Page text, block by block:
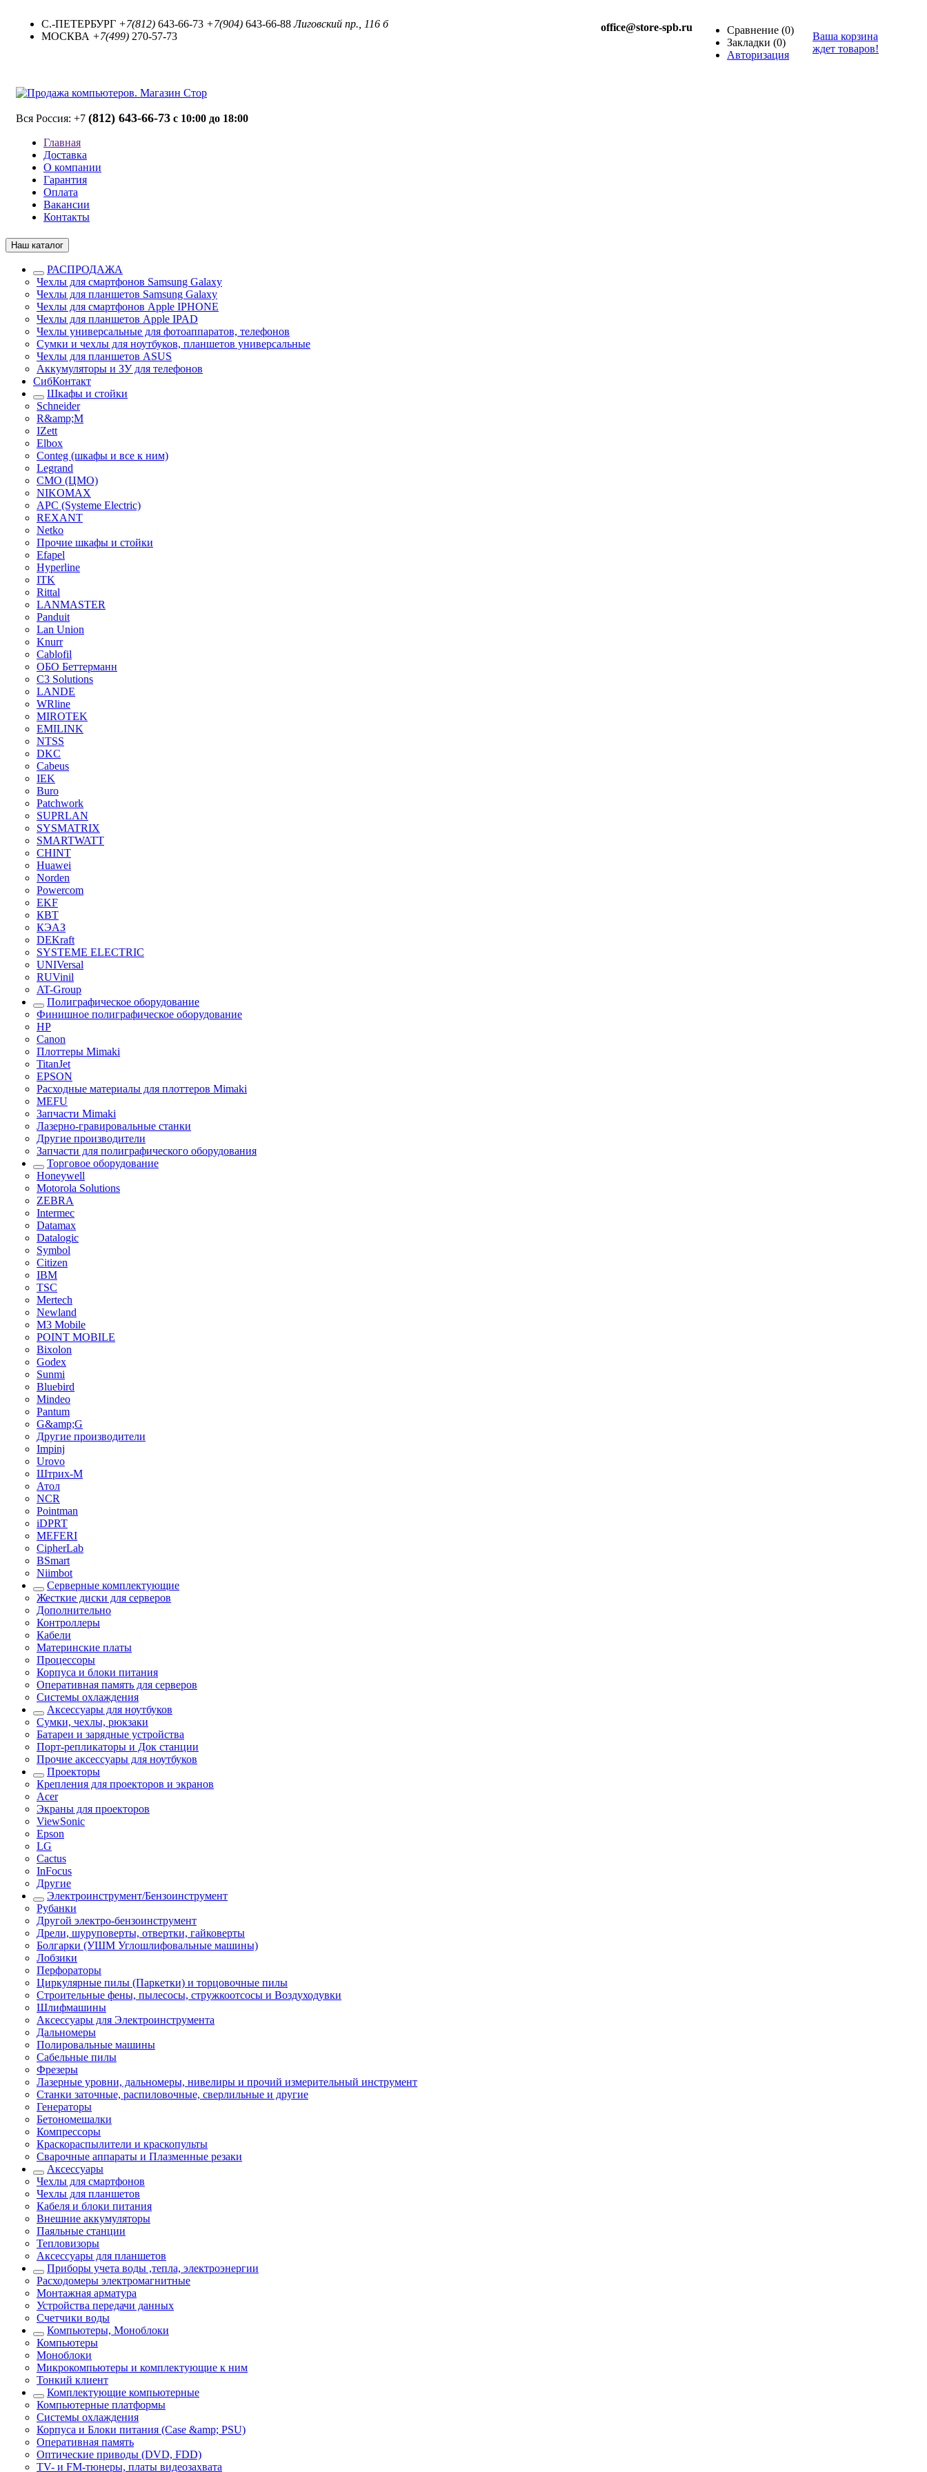
С.-ПЕТЕРБУРГ +7(812) 643-66-73 +7(904) 643-66-88Лиговский пр., 116 б
МОСКВА +7(499) 270-57-73
office@store-spb.ru Сравнение (0)
Закладки (0)
Авторизация
Ваша корзина
ждет товаров!
Вся Россия: +7 (812) 643-66-73 с 10:00 до 18:00
Главная
Доставка
О компании
Гарантия
Оплата
Вакансии
Контакты
Наш каталог
РАСПРОДАЖА
Чехлы для смартфонов Samsung Galaxy
Чехлы для планшетов Samsung Galaxy
Чехлы для смартфонов Apple IPHONE
Чехлы для планшетов Apple IPAD
Чехлы универсальные для фотоаппаратов, телефонов
Сумки и чехлы для ноутбуков, планшетов универсальные
Чехлы для планшетов ASUS
Аккумуляторы и ЗУ для телефонов
СибКонтакт
Шкафы и стойки
Schneider
R&amp;M
IZett
Elbox
Conteg (шкафы и все к ним)
Legrand
CMO (ЦМО)
NIKOMAX
APC (Systeme Electric)
REXANT
Netko
Прочие шкафы и стойки
Efapel
Hyperline
ITK
Rittal
LANMASTER
Panduit
Lan Union
Knurr
Cablofil
ОБО Беттерманн
C3 Solutions
LANDE
WRline
MIROTEK
EMILINK
NTSS
DKC
Cabeus
IEK
Buro
Patchwork
SUPRLAN
SYSMATRIX
SMARTWATT
CHINT
Huawei
Norden
Powercom
EKF
КВТ
КЭАЗ
DEKraft
SYSTEME ELECTRIC
UNIVersal
RUVinil
AT-Group
Полиграфическое оборудование
Финишное полиграфическое оборудование
HP
Canon
Плоттеры Mimaki
TitanJet
EPSON
Расходные материалы для плоттеров Mimaki
MEFU
Запчасти Mimaki
Лазерно-гравировальные станки
Другие производители
Запчасти для полиграфического оборудования
Торговое оборудование
Honeywell
Motorola Solutions
ZEBRA
Intermec
Datamax
Datalogic
Symbol
Citizen
IBM
TSC
Mertech
Newland
M3 Mobile
POINT MOBILE
Bixolon
Godex
Sunmi
Bluebird
Mindeo
Pantum
G&amp;G
Другие производители
Impinj
Urovo
Штрих-М
Атол
NCR
Pointman
iDPRT
MEFERI
CipherLab
BSmart
Niimbot
Серверные комплектующие
Жесткие диски для серверов
Дополнительно
Контроллеры
Кабели
Материнские платы
Процессоры
Корпуса и блоки питания
Оперативная память для серверов
Системы охлаждения
Аксессуары для ноутбуков
Сумки, чехлы, рюкзаки
Батареи и зарядные устройства
Порт-репликаторы и Док станции
Прочие аксессуары для ноутбуков
Проекторы
Крепления для проекторов и экранов
Acer
Экраны для проекторов
ViewSonic
Epson
LG
Cactus
InFocus
Другие
Электроинструмент/Бензоинструмент
Рубанки
Другой электро-бензоинструмент
Дрели, шуруповерты, отвертки, гайковерты
Болгарки (УШМ Углошлифовальные машины)
Лобзики
Перфораторы
Циркулярные пилы (Паркетки) и торцовочные пилы
Строительные фены, пылесосы, стружкоотсосы и Воздуходувки
Шлифмашины
Аксессуары для Электроинструмента
Дальномеры
Полировальные машины
Сабельные пилы
Фрезеры
Лазерные уровни, дальномеры, нивелиры и прочий измерительный инструмент
Станки заточные, распиловочные, сверлильные и другие
Генераторы
Бетономешалки
Компрессоры
Краскораспылители и краскопульты
Сварочные аппараты и Плазменные резаки
Аксессуары
Чехлы для смартфонов
Чехлы для планшетов
Кабеля и блоки питания
Внешние аккумуляторы
Паяльные станции
Тепловизоры
Аксессуары для планшетов
Приборы учета воды ,тепла, электроэнергии
Расходомеры электромагнитные
Монтажная арматура
Устройства передачи данных
Счетчики воды
Компьютеры, Моноблоки
Компьютеры
Моноблоки
Микрокомпьютеры и комплектующие к ним
Тонкий клиент
Комплектующие компьютерные
Компьютерные платформы
Системы охлаждения
Корпуса и Блоки питания (Case &amp; PSU)
Оперативная память
Оптические приводы (DVD, FDD)
ТV- и FM-тюнеры, платы видеозахвата